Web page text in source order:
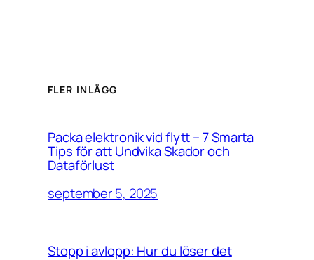
FLER INLÄGG
Packa elektronik vid flytt – 7 Smarta
Tips för att Undvika Skador och
Dataförlust
september 5, 2025
Stopp i avlopp: Hur du löser det